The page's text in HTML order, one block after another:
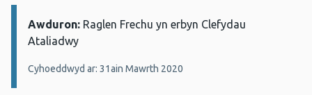
Manylion:
Awduron: Raglen Frechu yn erbyn Clefydau
Ataliadwy
Cyhoeddwyd ar: 31ain Mawrth 2020